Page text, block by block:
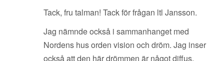
Tack, fru talman! Tack för frågan ltl Jansson.
Jag nämnde också i sammanhanget med
Nordens hus orden vision och dröm. Jag inser
också att den här drömmen är något diffus.